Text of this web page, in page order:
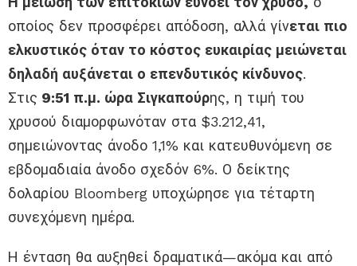
οποίος δεν προσφέρει απόδοση, αλλά γίνεται πιο
ελκυστικός όταν το κόστος ευκαιρίας μειώνεται
δηλαδή αυξάνεται ο επενδυτικός κίνδυνος.
Στις 9:51 π.μ. ώρα Σιγκαπούρης, η τιμή του
χρυσού διαμορφωνόταν στα $3.212,41,
σημειώνοντας άνοδο 1,1% και κατευθυνόμενη σε
εβδομαδιαία άνοδο σχεδόν 6%. Ο δείκτης
δολαρίου Bloomberg υποχώρησε για τέταρτη
συνεχόμενη ημέρα.
Η ένταση θα αυξηθεί δραματικά—ακόμα και από